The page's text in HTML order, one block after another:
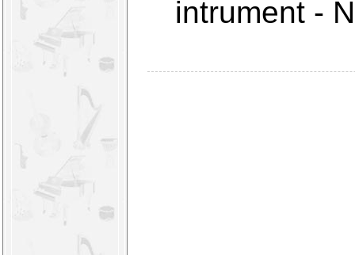
intrument-